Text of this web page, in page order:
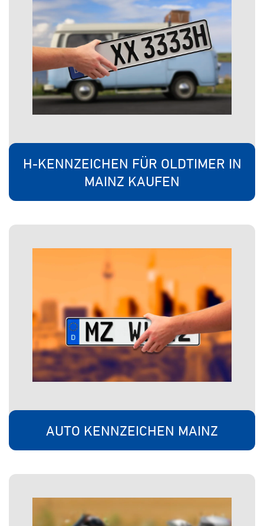
H-KENNZEICHEN FÜR OLDTIMER IN
MAINZ KAUFEN
AUTO KENNZEICHEN MAINZ